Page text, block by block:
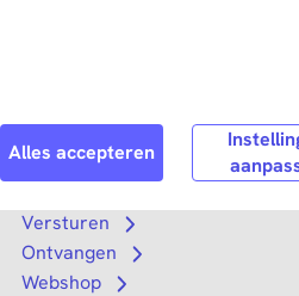
Search
Versturen
Open submenu
Ontvangen
Open submenu
Webshop
Open submenu